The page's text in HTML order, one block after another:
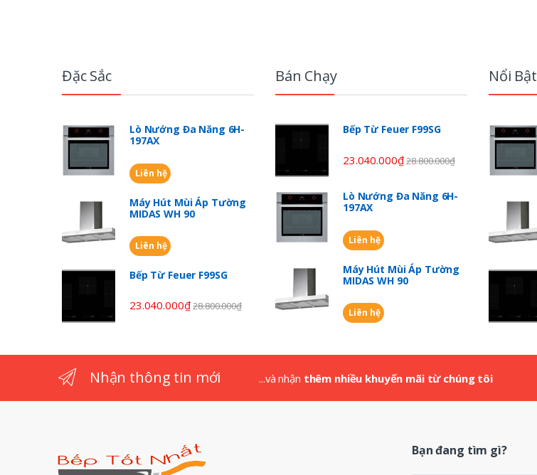
s
Đặc Sắc
Lò Nướng Đa Năng 6H-
197AX
Liên hệ
Máy Hút Mùi Áp Tường
MIDAS WH 90
Liên hệ
Bếp Từ Feuer F99SG
23.040.000₫ 28.800.000₫
Bán Chạy
Bếp Từ Feuer F99SG
23.040.000₫ 28.800.000₫
Lò Nướng Đa Năng 6H-
197AX
Liên hệ
Máy Hút Mùi Áp Tường
MIDAS WH 90
Liên hệ
Nổi Bật
Nhận thông tin mới ...và nhận thêm nhiều khuyến mãi từ chúng tôi
Bạn đang tìm gì?